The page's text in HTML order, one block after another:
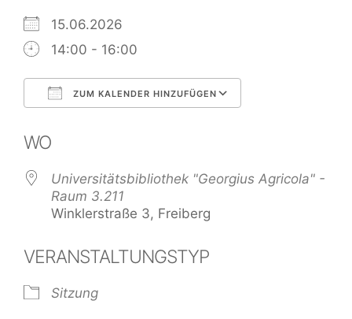
15.06.2026
14:00 - 16:00
ZUM KALENDER HINZUFÜGEN
WO
Universitätsbibliothek "Georgius Agricola" -
Raum 3.211
Winklerstraße 3, Freiberg
VERANSTALTUNGSTYP
Sitzung